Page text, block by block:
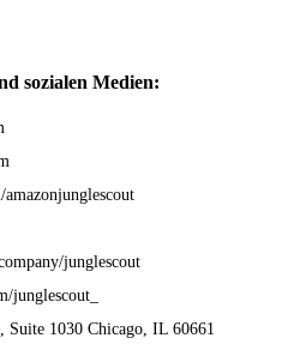
sozialen Medien:
junglescout
junglescout_
1030 Chicago, IL 60661